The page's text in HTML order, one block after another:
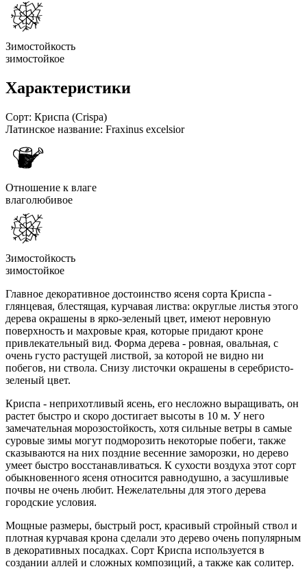
Зимостойкость
зимостойкое
Характеристики
Сорт: Криспа (Crispa)
Латинское название: Fraxinus excelsior
Отношение к влаге
влаголюбивое
Зимостойкость
зимостойкое
Главное декоративное достоинство ясеня сорта Криспа -
глянцевая, блестящая, курчавая листва: округлые листья этого
дерева окрашены в ярко-зеленый цвет, имеют неровную
поверхность и махровые края, которые придают кроне
привлекательный вид. Форма дерева - ровная, овальная, с
очень густо растущей листвой, за которой не видно ни
побегов, ни ствола. Снизу листочки окрашены в серебристо-
зеленый цвет.
Криспа - неприхотливый ясень, его несложно выращивать, он
растет быстро и скоро достигает высоты в 10 м. У него
замечательная морозостойкость, хотя сильные ветры в самые
суровые зимы могут подморозить некоторые побеги, также
сказываются на них поздние весенние заморозки, но дерево
умеет быстро восстанавливаться. К сухости воздуха этот сорт
обыкновенного ясеня относится равнодушно, а засушливые
почвы не очень любит. Нежелательны для этого дерева
городские условия.
Мощные размеры, быстрый рост, красивый стройный ствол и
плотная курчавая крона сделали это дерево очень популярным
в декоративных посадках. Сорт Криспа используется в
создании аллей и сложных композиций, а также как солитер.